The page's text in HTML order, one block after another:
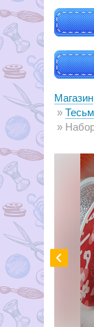
Магазин